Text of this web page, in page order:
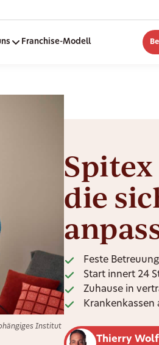
Franchise-Modell
Institut
die
Feste
Start innert 24
Zuhause in
Krankenkassen
Thierry